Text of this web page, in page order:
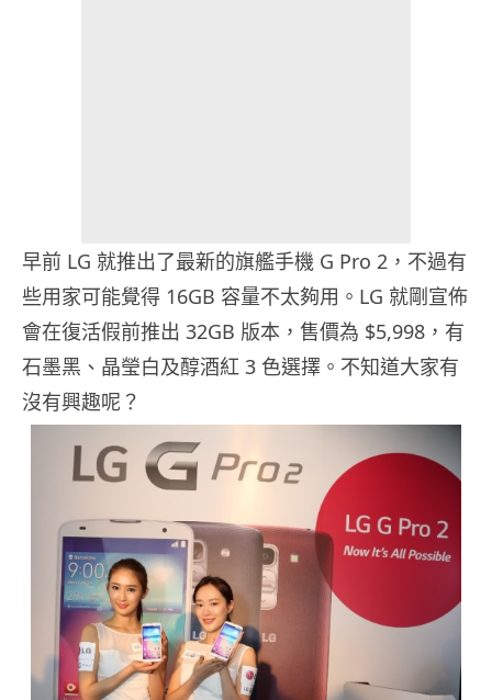
早前 LG 就推出了最新的旗艦手機 G Pro 2，不過有
些用家可能覺得 16GB 容量不太夠用。LG 就剛宣佈
會在復活假前推出 32GB 版本，售價為 $5,998，有
石墨黑、晶瑩白及醇酒紅 3 色選擇。不知道大家有
沒有興趣呢？